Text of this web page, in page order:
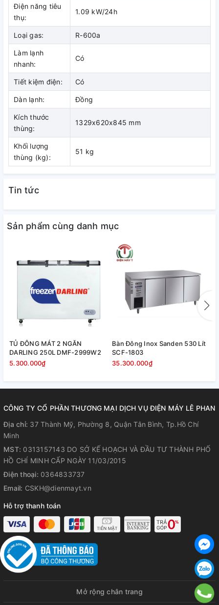
Dàn lạnh bằng đồng nguyên chất
nâng cao tuổi thọ cho tủ đông
Với dàn lạnh được làm từ đồng nguyên chất, bạn có thể
hoàn toàn yên tâm về độ bền bỉ của sản phẩm này. Hơn nữa,
đồng nguyên chất có khả năng dẫn nhiệt tốt, chính vì vậy
dưỡng.
ngoài, dễ dàng điều chỉnh, sử dụng
Tủ đông Sanaky 305 lít VH-4099A1
với nhiều tiện ích nổi bật
Khóa an toàn: Khóa chặt cửa tủ, tránh thất thoát khí lạnh,
bảo vệ an toàn, không cho trẻ em mở cửa tủ nghịch phá.
Trang bị bánh xe: Với trang bị này, bạn sẽ thuận tiện hơn
trong việc di chuyển tủ đến những vị trí khác trong nhà.
Điện năng tiêu
thụ:
1.09 kW/24h
Loại gas: R-600a
Làm lạnh
nhanh:
Có
Tiết kiệm điện: Có
Dàn lạnh: Đồng
Kích thước
thùng:
1329x620x845 mm
Khối lượng
thùng (kg):
51 kg
Tin tức
Sản phẩm cùng danh mục
TỦ ĐÔNG MÁT 2 NGĂN
DARLING 250L DMF-2999W2
5.300.000₫
Bàn Đông Inox Sanden 530 Lít
SCF-1803
35.300.000₫
CÔNG TY CỔ PHẦN THƯƠNG MẠI DỊCH VỤ ĐIỆN MÁY LÊ PHAN
Địa chỉ: 37 Thành Mỹ, Phường 8, Quận Tân Bình, Tp.Hồ Chí
Minh
MST: 0313157143 DO SỞ KẾ HOẠCH VÀ ĐẦU TƯ THÀNH PHỐ
HỒ CHÍ MINH CẤP NGÀY 11/03/2015
Điện thoại: 0364833737
Email: CSKH@dienmayt.vn
Hỗ trợ thanh toán
Mở rộng chân trang